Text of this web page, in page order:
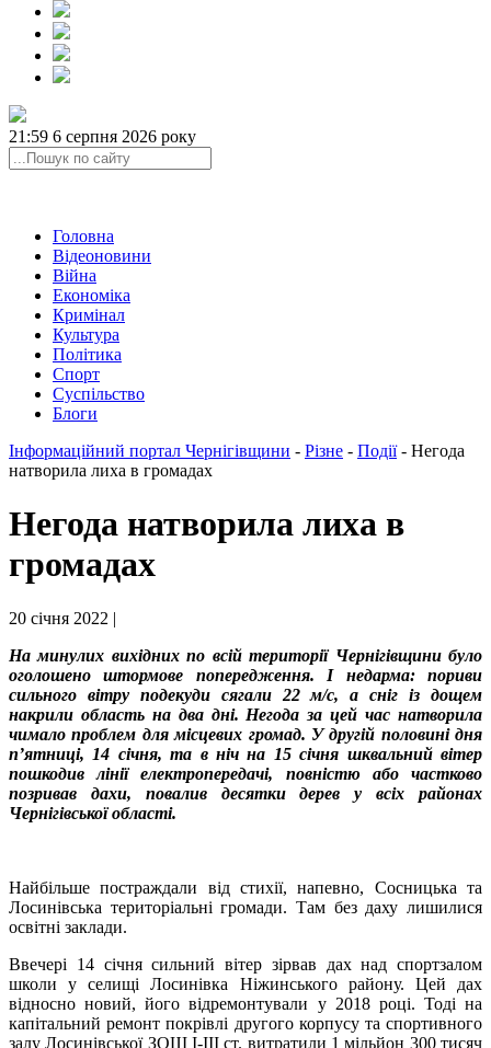
21:59 6 серпня 2026 року
Головна
Відеоновини
Війна
Економіка
Кримінал
Культура
Політика
Спорт
Суспільство
Блоги
Інформаційний портал Чернігівщини - Різне - Події- Негода
натворила лиха в громадах
Негода натворила лиха в
громадах
20 січня 2022 |
На минулих вихідних по всій території Чернігівщини було
оголошено штормове попередження. І недарма: пориви
сильного вітру подекуди сягали 22 м/с, а сніг із дощем
накрили область на два дні. Негода за цей час натворила
чимало проблем для місцевих громад. У другій половині дня
п’ятниці, 14 січня, та в ніч на 15 січня шквальний вітер
пошкодив лінії електропередачі, повністю або частково
позривав дахи, повалив десятки дерев у всіх районах
Чернігівської області.
Найбільше постраждали від стихії, напевно, Сосницька та
Лосинівська територіальні громади. Там без даху лишилися
освітні заклади.
Ввечері 14 січня сильний вітер зірвав дах над спортзалом
школи у селищі Лосинівка Ніжинського району. Цей дах
відносно новий, його відремонтували у 2018 році. Тоді на
капітальний ремонт покрівлі другого корпусу та спортивного
залу Лосинівської ЗОШ І-ІІІ ст. витратили 1 мільйон 300 тисяч